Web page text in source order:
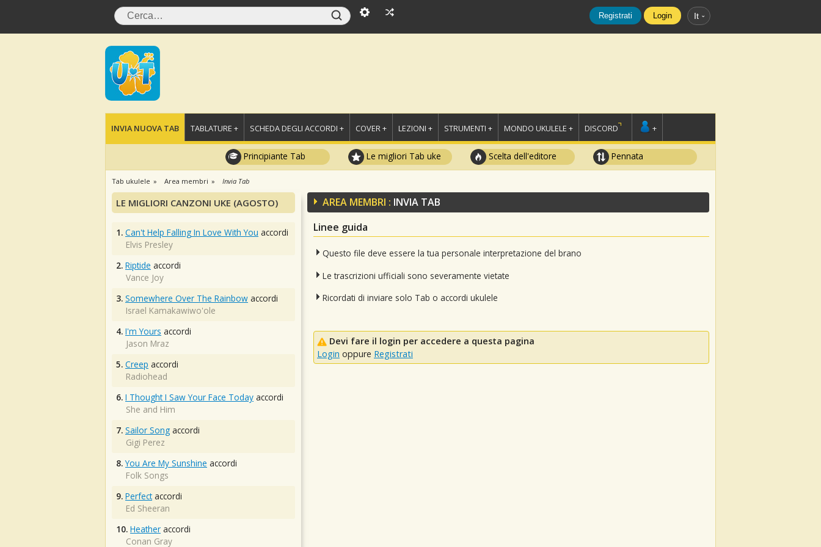
Registrati Login It
INVIA NUOVA TAB TABLATURE + SCHEDA DEGLI ACCORDI + COVER + LEZIONI + STRUMENTI + MONDO UKULELE + DISCORD +
Principiante Tab Le migliori Tab uke Scelta dell'editore Pennata
Tab ukulele Area membri Invia Tab
AREA MEMBRI : INVIA TAB
Linee guida
Questo file deve essere la tua personale interpretazione del brano
Le trascrizioni ufficiali sono severamente vietate
Ricordati di inviare solo Tab o accordi ukulele
Devi fare il login per accedere a questa pagina
Login oppure Registrati
LE MIGLIORI CANZONI UKE (AGOSTO)
1. Can't Help Falling In Love With You accordi
Elvis Presley
2. Riptide accordi
Vance Joy
3. Somewhere Over The Rainbow accordi
Israel Kamakawiwo'ole
4. I'm Yours accordi
Jason Mraz
5. Creep accordi
Radiohead
6. I Thought I Saw Your Face Today accordi
She and Him
7. Sailor Song accordi
Gigi Perez
8. You Are My Sunshine accordi
Folk Songs
9. Perfectaccordi
Ed Sheeran
10. Heather accordi
Conan Gray